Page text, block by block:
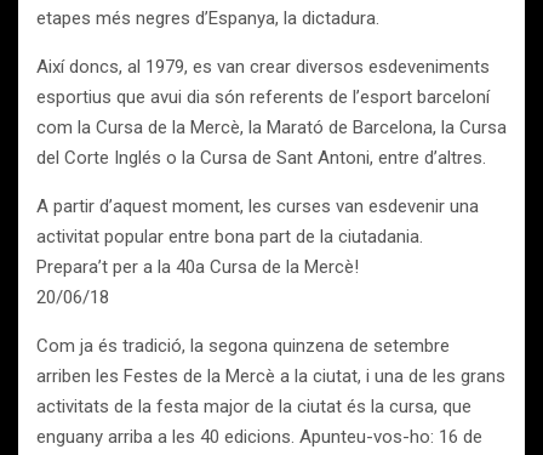
etapes més negres d’Espanya, la dictadura.
Així doncs, al 1979, es van crear diversos esdeveniments
esportius que avui dia són referents de l’esport barceloní
com la Cursa de la Mercè, la Marató de Barcelona, la Cursa
del Corte Inglés o la Cursa de Sant Antoni, entre d’altres.
A partir d’aquest moment, les curses van esdevenir una
activitat popular entre bona part de la ciutadania.
Prepara’t per a la 40a Cursa de la Mercè!
20/06/18
Com ja és tradició, la segona quinzena de setembre
arriben les Festes de la Mercè a la ciutat, i una de les grans
activitats de la festa major de la ciutat és la cursa, que
enguany arriba a les 40 edicions. Apunteu-vos-ho: 16 de